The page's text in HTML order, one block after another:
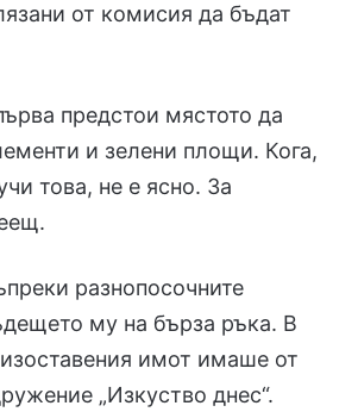
от комисия да бъдат
предстои мястото да
и зелени площи. Кога,
това, не е ясно. За
разнопосочните
му на бърза ръка. В
имот имаше от
„Изкуство днес“.